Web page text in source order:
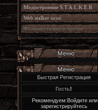
Модостроение S.T.A.L.K.E.R
Web stalker ucoz
Фильмы сталкер и прочее
Быстрая Регистрация
Гость!
Рекомендуем:Войдите или
зарегистрируйтесь